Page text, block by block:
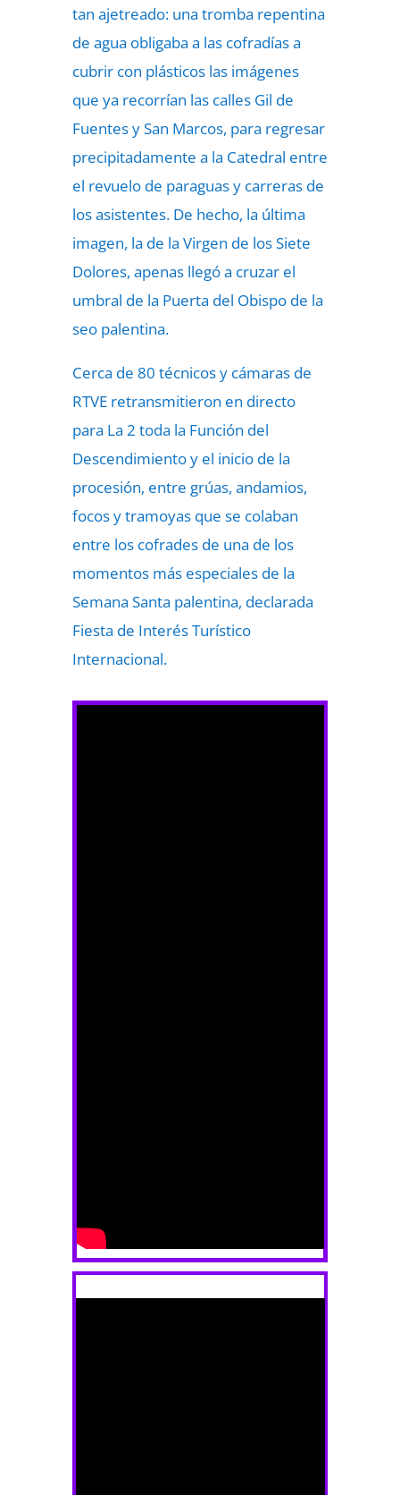
tan ajetreado: una tromba repentina
de agua obligaba a las cofradías a
cubrir con plásticos las imágenes
que ya recorrían las calles Gil de
Fuentes y San Marcos, para regresar
precipitadamente a la Catedral entre
el revuelo de paraguas y carreras de
los asistentes. De hecho, la última
imagen, la de la Virgen de los Siete
Dolores, apenas llegó a cruzar el
umbral de la Puerta del Obispo de la
seo palentina.
Cerca de 80 técnicos y cámaras de
RTVE retransmitieron en directo
para La 2 toda la Función del
Descendimiento y el inicio de la
procesión, entre grúas, andamios,
focos y tramoyas que se colaban
entre los cofrades de una de los
momentos más especiales de la
Semana Santa palentina, declarada
Fiesta de Interés Turístico
Internacional.